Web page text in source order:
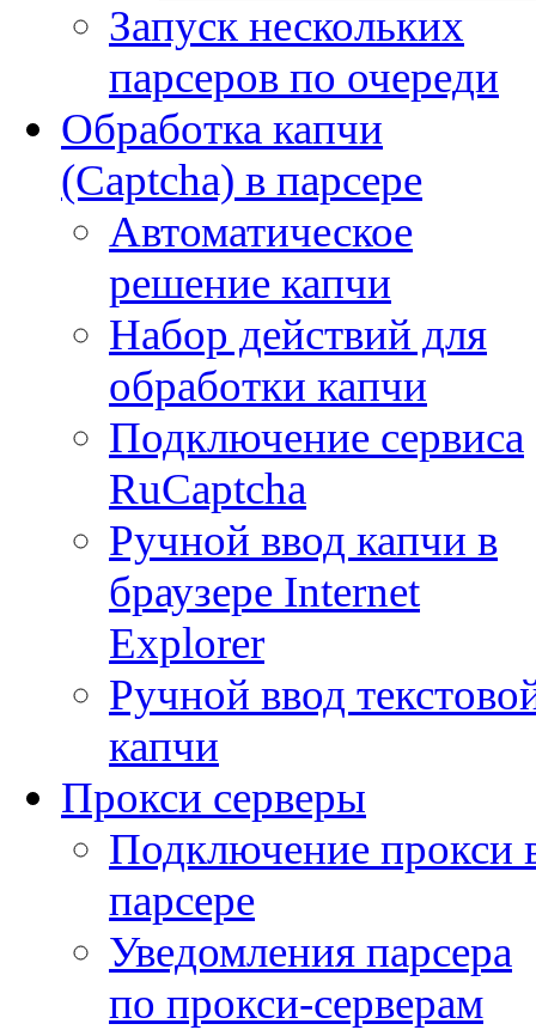
Запуск нескольких
парсеров по очереди
Обработка капчи
(Captcha) в парсере
Автоматическое
решение капчи
Набор действий для
обработки капчи
Подключение сервиса
RuCaptcha
Ручной ввод капчи в
браузере Internet
Explorer
Ручной ввод
капчи
Прокси серверы
Подключение прокси
парсере
Уведомления парсера
по прокси-серверам